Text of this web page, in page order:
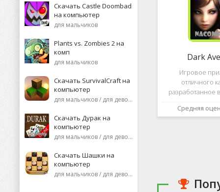
Скачать Castle Doombad
на компьютер
для мальчиков
Plants vs. Zombies 2 на
комп
для мальчиков
Скачать SurvivalCraft на
компьютер
для мальчиков / для девочек
Скачать Дурак на
компьютер
для мальчиков / для девочек
Скачать Шашки на
компьютер
для мальчиков / для девочек
Dark
Игровое
отличного
разработанное
это, конечно же,
ней вы сможете
Средняя